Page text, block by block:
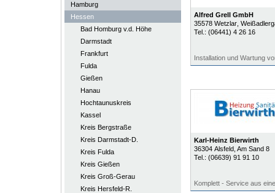
Hamburg
Hessen
Bad Homburg v.d. Höhe
Darmstadt
Frankfurt
Fulda
Gießen
Hanau
Hochtaunuskreis
Kassel
Kreis Bergstraße
Kreis Darmstadt-D.
Kreis Fulda
Kreis Gießen
Kreis Groß-Gerau
Kreis Hersfeld-R.
Alfred Grell GmbH
35578 Wetzlar,
Tel.: (06441) 4 26 16
Installation und Wartung
Karl-Heinz Bierwirth
36304 Alsfeld, Am Sand 8
Tel.: (06639) 91 91 10
Komplett - Service aus